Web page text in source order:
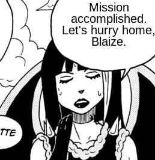
Mission
accomplished.
Let's hurry home,
Blaize.